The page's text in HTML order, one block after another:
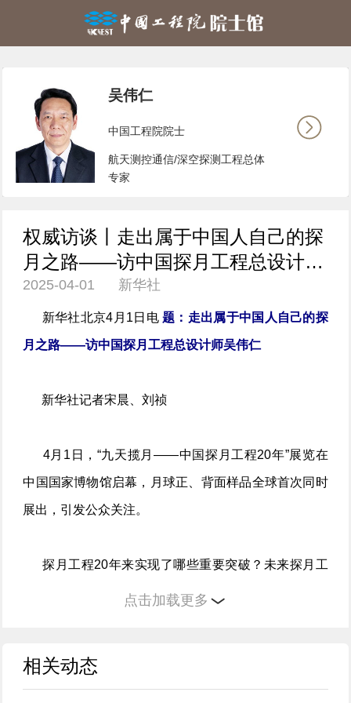
吴伟仁
中国工程院院士
航天测控通信/深空探测工程总体
专家
权威访谈丨走出属于中国人自己的探
月之路——访中国探月工程总设计师
吴伟仁
2025-04-01 新华社
新华社北京4月1日电题：走出属于中国人自己的探
月之路——访中国探月工程总设计师吴伟仁
新华社记者宋晨、刘祯
4月1日，“九天揽月——中国探月工程20年”展览在
中国国家博物馆启幕，月球正、背面样品全球首次同时
展出，引发公众关注。
探月工程20年来实现了哪些重要突破？未来探月工
程还有哪些亮点？新华社记者在展览首日采访了中国工
月球正面、背面样品首次同台
点击加载更多
相关动态